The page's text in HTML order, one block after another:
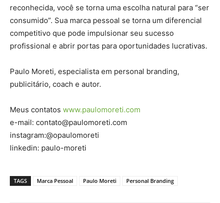
reconhecida, você se torna uma escolha natural para “ser
consumido”. Sua marca pessoal se torna um diferencial
competitivo que pode impulsionar seu sucesso
profissional e abrir portas para oportunidades lucrativas.
Paulo Moreti, especialista em personal branding,
publicitário, coach e autor.
Meus contatos www.paulomoreti.com
e-mail: contato@paulomoreti.com
instagram:@opaulomoreti
linkedin: paulo-moreti
TAGS Marca Pessoal Paulo Moreti Personal Branding